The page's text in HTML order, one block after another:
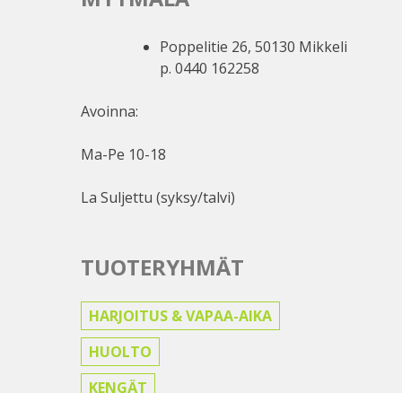
Poppelitie 26, 50130 Mikkeli
p. 0440 162258
Avoinna:
Ma-Pe 10-18
La Suljettu (syksy/talvi)
TUOTERYHMÄT
HARJOITUS & VAPAA-AIKA
HUOLTO
KENGÄT